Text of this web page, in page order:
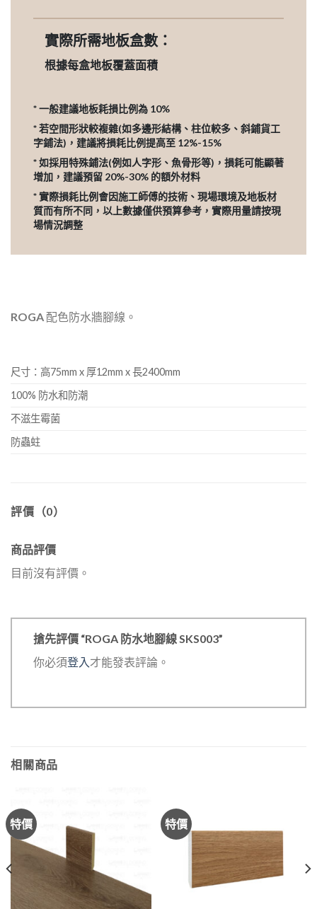
實際所需地板盒數：
根據每盒地板覆蓋面積
* 一般建議地板耗損比例為 10%
* 若空間形狀較複雜(如多邊形結構、柱位較多、斜鋪貨工
字鋪法)，建議將損耗比例提高至 12%-15%
* 如採用特殊鋪法(例如人字形、魚骨形等)，損耗可能顯著
增加，建議預留 20%-30% 的額外材料
* 實際損耗比例會因施工師傅的技術、現場環境及地板材
質而有所不同，以上數據僅供預算參考，實際用量請按現
場情況調整
ROGA配色防水牆腳線。
尺寸：高75mm x 厚12mm x 長2400mm
100% 防水和防潮
不滋生霉菌
防蟲蛀
評價（0）
商品評價
目前沒有評價。
搶先評價 “ROGA 防水地腳線 SKS003”
你必須登入才能發表評論。
相關商品
特價 特價